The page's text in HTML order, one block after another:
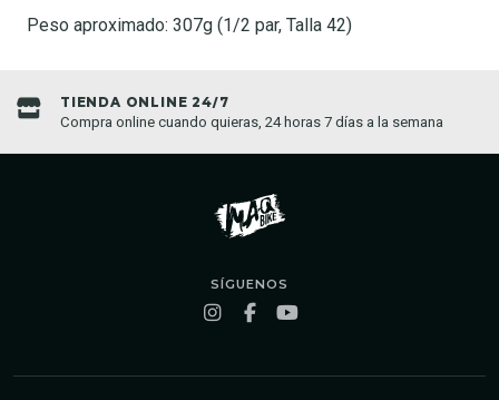
Peso aproximado: 307g (1/2 par, Talla 42)
TIENDA ONLINE 24/7
Compra online cuando quieras, 24 horas 7 días a la semana
SÍGUENOS